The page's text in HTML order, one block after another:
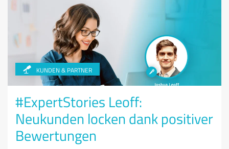
KUNDEN & PARTNER
#ExpertStories Leoff:
Neukunden locken dank positiver
Bewertungen